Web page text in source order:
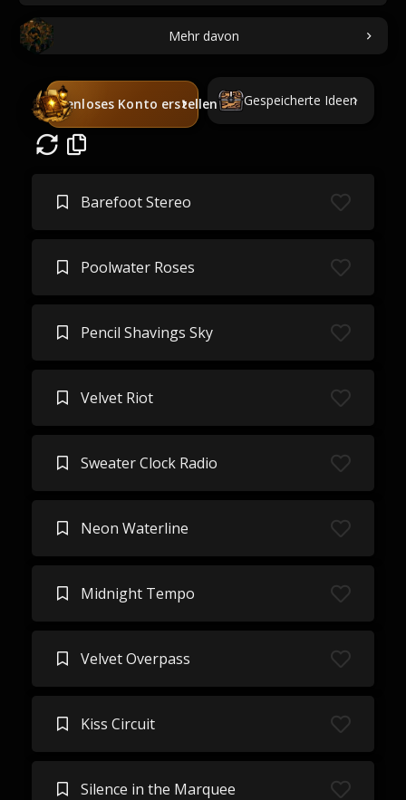
Mehr davon
Kostenloses Konto erstellen Gespeicherte Ideen
Barefoot Stereo
Poolwater Roses
Pencil Shavings Sky
Velvet Riot
Sweater Clock Radio
Neon Waterline
Midnight Tempo
Velvet Overpass
Kiss Circuit
Silence in the Marquee